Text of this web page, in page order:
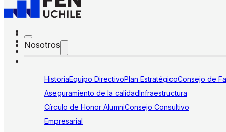
Nosotros
HistoriaEquipo DirectivoPlan EstratégicoConsejo de
Aseguramiento de la calidadInfraestructura
Círculo de Honor AlumniConsejo Consultivo
Empresarial